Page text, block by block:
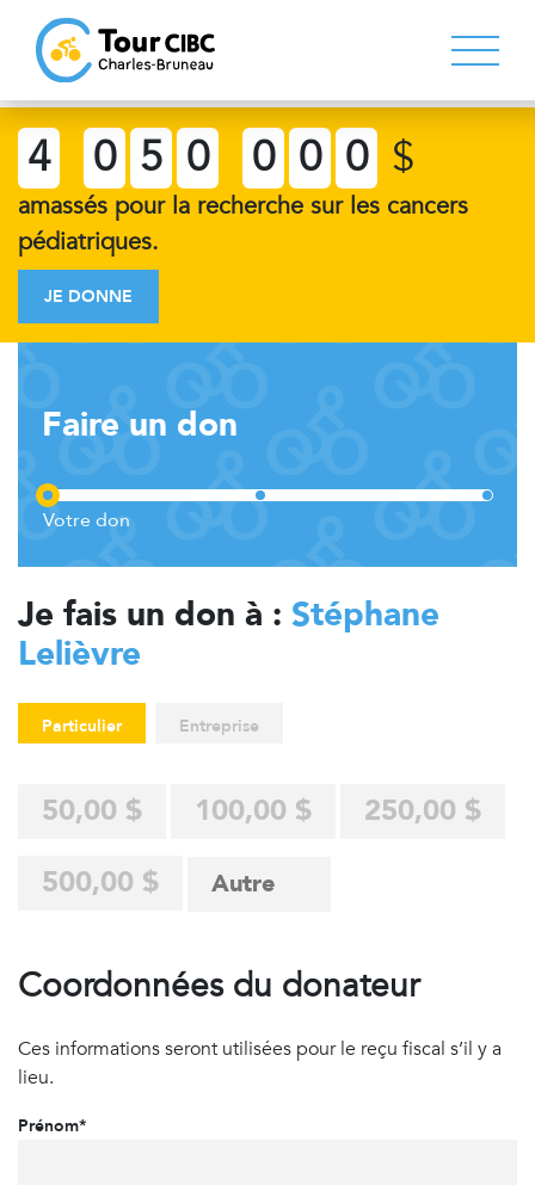
4 0 5 0 0 0 0 $
amassés pour la recherche sur les cancers
pédiatriques.
JE DONNE
Faire un don
Je fais un don à : Stéphane
Lelièvre
Particulier Entreprise
50,00 $ 100,00 $
250,00 $
500,00 $
Coordonnées du donateur
Ces informations seront utilisées pour le reçu fiscal s’il y a
lieu.
Prénom*